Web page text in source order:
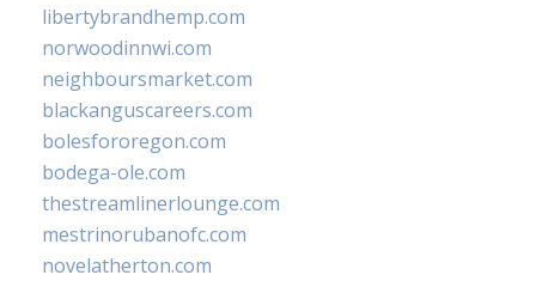
libertybrandhemp.com
norwoodinnwi.com
neighboursmarket.com
blackanguscareers.com
bolesfororegon.com
bodega-ole.com
thestreamlinerlounge.com
mestrinorubanofc.com
novelatherton.com